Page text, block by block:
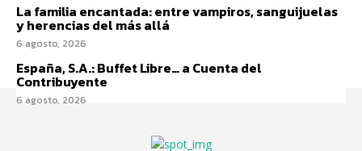
La familia encantada: entre vampiros, sanguijuelas
y herencias del más allá
6 agosto, 2026
España, S.A.: Buffet Libre… a Cuenta del
Contribuyente
6 agosto, 2026